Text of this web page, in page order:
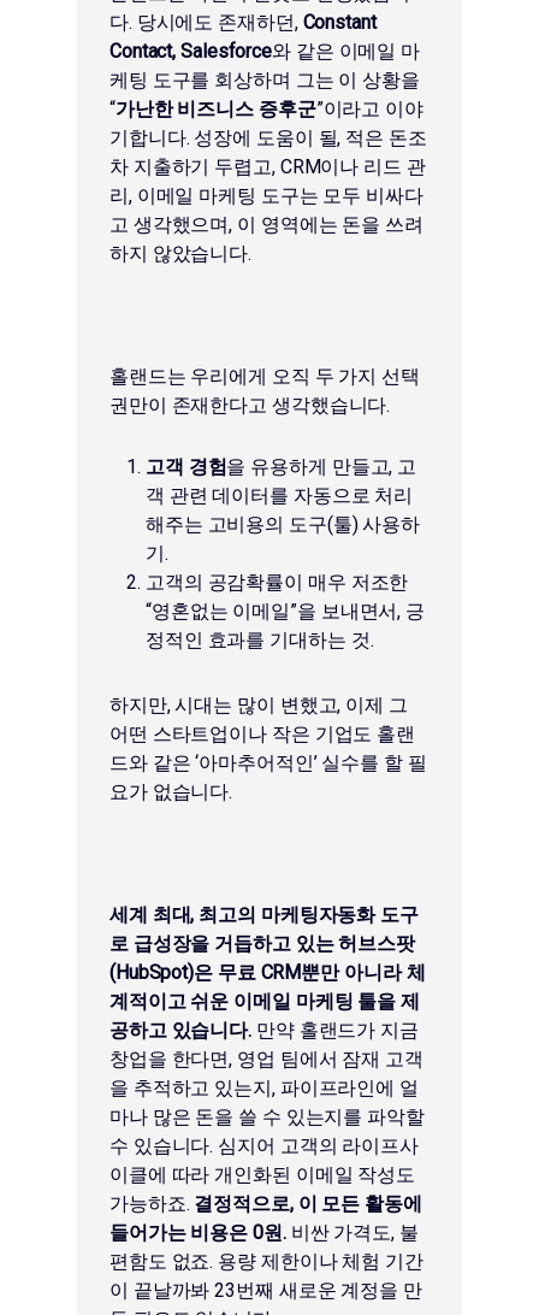
다. 당시에도 존재하던, Constant
Contact, Salesforce와 같은 이메일 마
케팅 도구를 회상하며 그는 이 상황을
“가난한 비즈니스 증후군”이라고 이야
기합니다. 성장에 도움이 될, 적은 돈조
차 지출하기 두렵고, CRM이나 리드 관
리, 이메일 마케팅 도구는 모두 비싸다
고 생각했으며, 이 영역에는 돈을 쓰려
하지 않았습니다.
홀랜드는 우리에게 오직 두 가지 선택
권만이 존재한다고 생각했습니다.
고객 경험을 유용하게 만들고, 고
객 관련 데이터를 자동으로 처리
해주는 고비용의 도구(툴) 사용하
기.
고객의 공감확률이 매우 저조한
“영혼없는 이메일”을 보내면서, 긍
정적인 효과를 기대하는 것.
하지만, 시대는 많이 변했고, 이제 그
어떤 스타트업이나 작은 기업도 홀랜
드와 같은 ‘아마추어적인’ 실수를 할 필
요가 없습니다.
세계 최대, 최고의 마케팅자동화 도구
로 급성장을 거듭하고 있는 허브스팟
(HubSpot)은 무료 CRM뿐만 아니라 체
계적이고 쉬운 이메일 마케팅 툴을 제
공하고 있습니다. 만약 홀랜드가 지금
창업을 한다면, 영업 팀에서 잠재 고객
을 추적하고 있는지, 파이프라인에 얼
마나 많은 돈을 쓸 수 있는지를 파악할
수 있습니다. 심지어 고객의 라이프사
이클에 따라 개인화된 이메일 작성도
가능하죠. 결정적으로, 이 모든 활동에
들어가는 비용은 0원.비싼 가격도, 불
편함도 없죠. 용량 제한이나 체험 기간
이 끝날까봐 23번째 새로운 계정을 만